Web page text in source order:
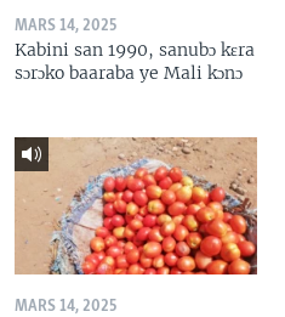
MARS 14, 2025
Kabini san 1990, sanubɔ kɛra
sɔrɔko baaraba ye Mali kɔnɔ
MARS 14, 2025